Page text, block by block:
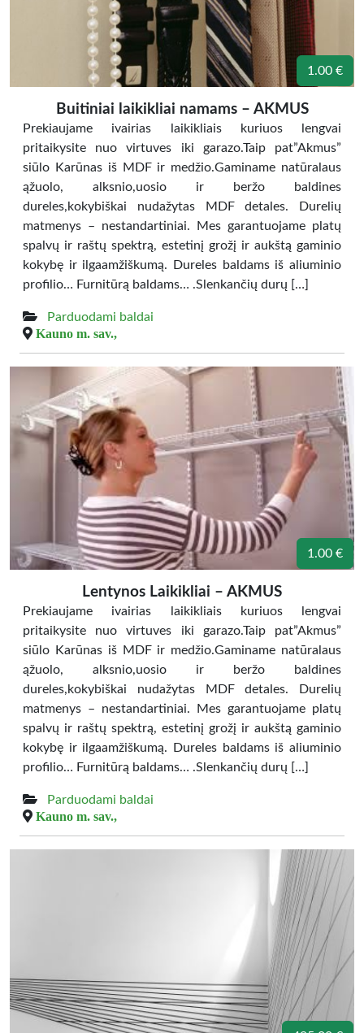
1.00 €
Buitiniai laikikliai namams – AKMUS
Prekiaujame ivairias laikikliais kuriuos lengvai
pritaikysite nuo virtuves iki garazo.Taip pat”Akmus”
siūlo Karūnas iš MDF ir medžio.Gaminame natūralaus
ąžuolo, alksnio,uosio ir beržo baldines
dureles,kokybiškai nudažytas MDF detales. Durelių
matmenys – nestandartiniai. Mes garantuojame platų
spalvų ir raštų spektrą, estetinį grožį ir aukštą gaminio
kokybę ir ilgaamžiškumą. Dureles baldams iš aliuminio
profilio… Furnitūrą baldams… .Slenkančių durų […]
Parduodami baldai
Kauno m. sav.,
1.00 €
Lentynos Laikikliai – AKMUS
Prekiaujame ivairias laikikliais kuriuos lengvai
pritaikysite nuo virtuves iki garazo.Taip pat”Akmus”
siūlo Karūnas iš MDF ir medžio.Gaminame natūralaus
ąžuolo, alksnio,uosio ir beržo baldines
dureles,kokybiškai nudažytas MDF detales. Durelių
matmenys – nestandartiniai. Mes garantuojame platų
spalvų ir raštų spektrą, estetinį grožį ir aukštą gaminio
kokybę ir ilgaamžiškumą. Dureles baldams iš aliuminio
profilio… Furnitūrą baldams… .Slenkančių durų […]
Parduodami baldai
Kauno m. sav.,